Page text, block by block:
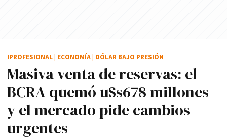
Masiva venta de reservas: el
BCRA quemó u$s678 millones
y el mercado pide cambios
urgentes
IPROFESIONAL ECONOMÍA DÓLAR BAJO PRESIÓN